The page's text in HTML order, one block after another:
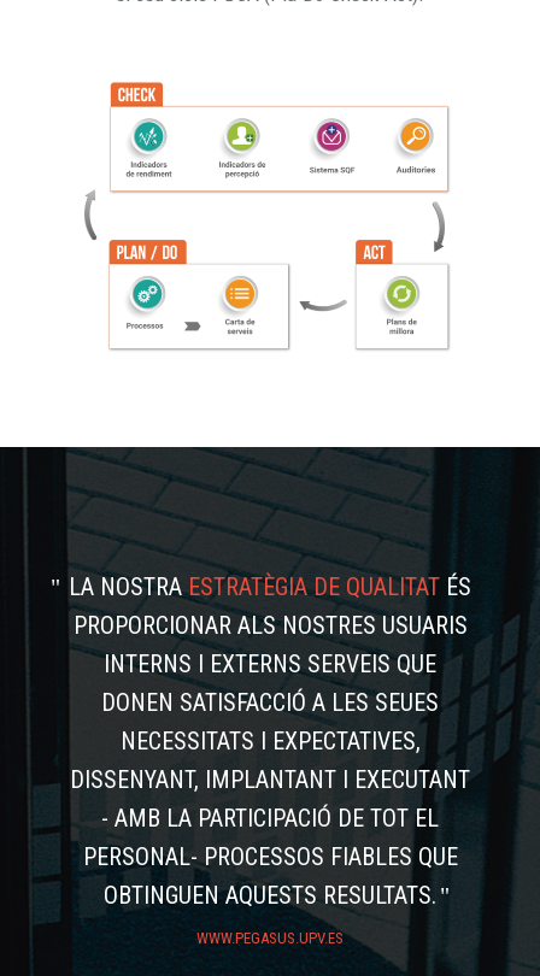
LA NOSTRAESTRATÈGIA DE QUALITAT ÉS
PROPORCIONAR ALS NOSTRES USUARIS
INTERNS I EXTERNS SERVEIS QUE
DONEN SATISFACCIÓ A LES SEUES
NECESSITATS I EXPECTATIVES,
DISSENYANT, IMPLANTANT I EXECUTANT
- AMB LA PARTICIPACIÓ DE TOT EL
PERSONAL- PROCESSOS FIABLES QUE
OBTINGUEN AQUESTS RESULTATS.
WWW.PEGASUS.UPV.ES